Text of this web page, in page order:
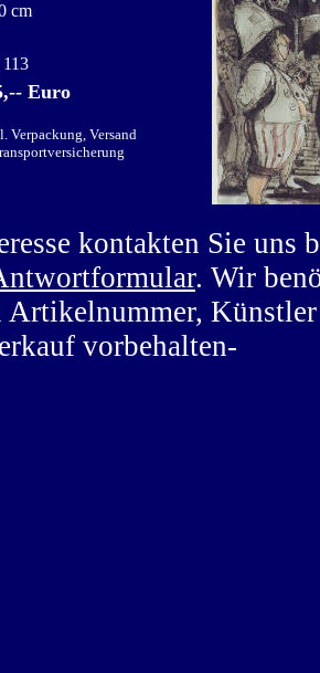
cm
Euro
Verpackung, Versand
kontakten Sie uns
. Wir
Artikelnummer,
vorbehalten-